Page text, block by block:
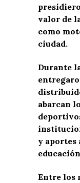
valor de
como
ciudad.
Durante
abarcan
y aportes
Entre los